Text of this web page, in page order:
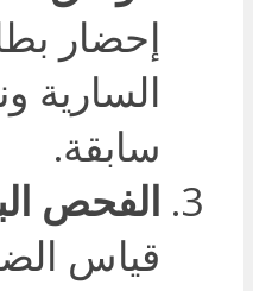
إحضار
السارية
سابقة.
الفحص
قياس